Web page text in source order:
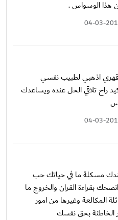
الوسواس .
04-03-
اذهبي لطبيب نفسي
راح تلاقي الحل عنده ويساعدك
04-03-
مسكلة ما في حياتك حب
بقراءة القران والخروج ما
المكالعة وغيرها من امور
الخاطئة بحق نفسك